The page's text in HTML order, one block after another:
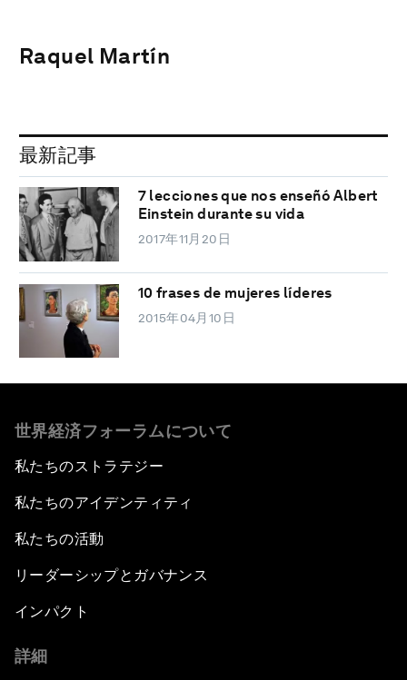
Raquel Martín
最新記事
7 lecciones que nos enseñó Albert
Einstein durante su vida
2017年11月20日
10 frases de mujeres líderes
2015年04月10日
世界経済フォーラムについて
私たちのストラテジー
私たちのアイデンティティ
私たちの活動
リーダーシップとガバナンス
インパクト
詳細